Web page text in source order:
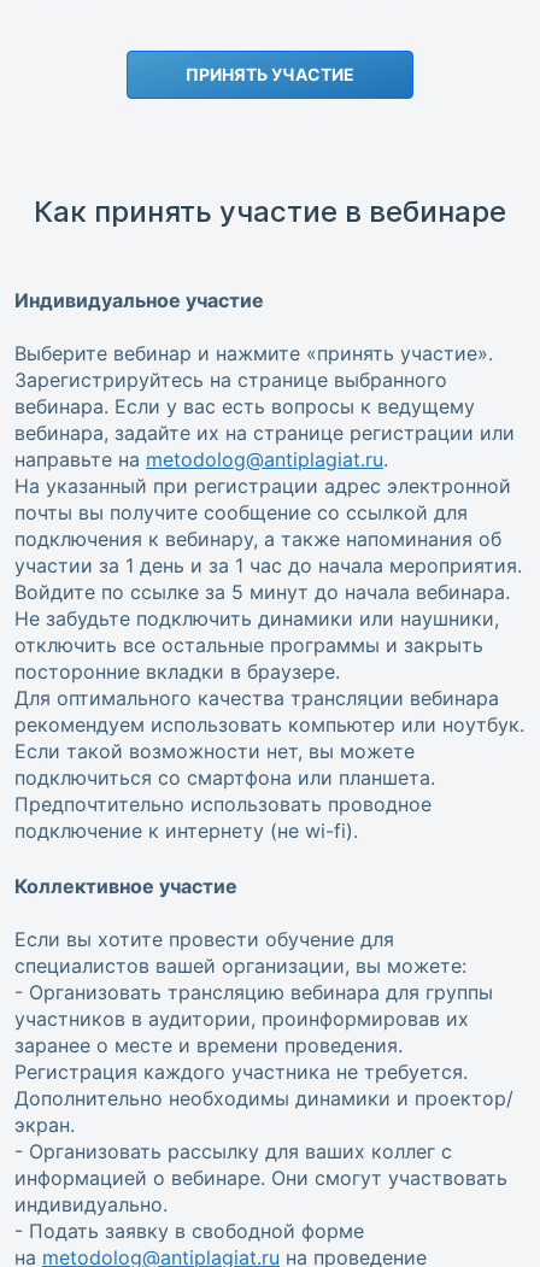
ПРИНЯТЬ УЧАСТИЕ
Как принять участие в вебинаре
Индивидуальное участие
Выберите вебинар и нажмите «принять участие».
Зарегистрируйтесь на странице выбранного
вебинара. Если у вас есть вопросы к ведущему
вебинара, задайте их на странице регистрации или
направьте на metodolog@antiplagiat.ru.
На указанный при регистрации адрес электронной
почты вы получите сообщение со ссылкой для
подключения к вебинару, а также напоминания об
участии за 1 день и за 1 час до начала мероприятия.
Войдите по ссылке за 5 минут до начала вебинара.
Не забудьте подключить динамики или наушники,
отключить все остальные программы и закрыть
посторонние вкладки в браузере.
Для оптимального качества трансляции вебинара
рекомендуем использовать компьютер или ноутбук.
Если такой возможности нет, вы можете
подключиться со смартфона или планшета.
Предпочтительно использовать проводное
подключение к интернету (не wi-fi).
Коллективное участие
Если вы хотите провести обучение для
специалистов вашей организации, вы можете:
- Организовать трансляцию вебинара для группы
участников в аудитории, проинформировав их
заранее о месте и времени проведения.
Регистрация каждого участника не требуется.
Дополнительно необходимы динамики и проектор/
экран.
- Организовать рассылку для ваших коллег с
информацией о вебинаре. Они смогут участвовать
индивидуально.
- Подать заявку в свободной форме
на metodolog@antiplagiat.ru на проведение